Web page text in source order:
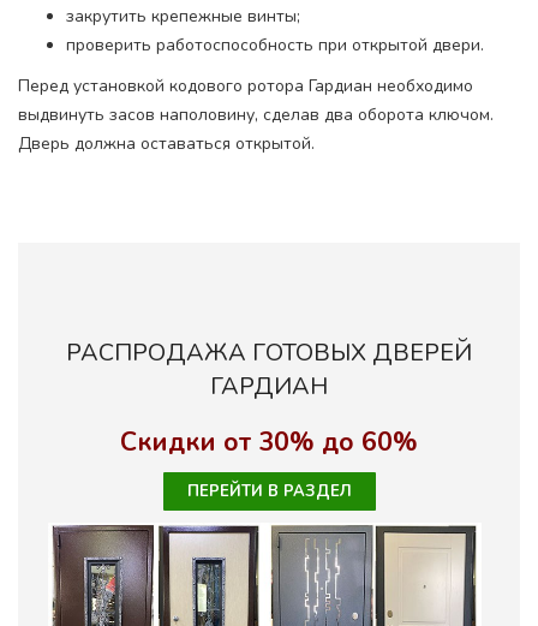
закрутить крепежные винты;
проверить работоспособность при открытой двери.
Перед установкой кодового ротора Гардиан необходимо
выдвинуть засов наполовину, сделав два оборота ключом.
Дверь должна оставаться открытой.
РАСПРОДАЖА ГОТОВЫХ ДВЕРЕЙ
ГАРДИАН
Скидки от 30% до 60%
ПЕРЕЙТИ В РАЗДЕЛ